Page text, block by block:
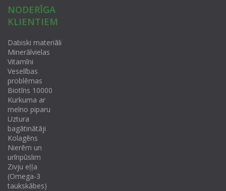
NODERĪGA
KLIENTIEM
Dabiski materiāli
Minerālvielas
Vitamīni
Veselības
problēmas
Biotīns 10000
Kurkuma ar
melno piparu
Uztura
bagātinātāji
Kolagēns
Nierēm un
urīnpūslim
Zivju eļļa
(Omega-3
taukskābes)